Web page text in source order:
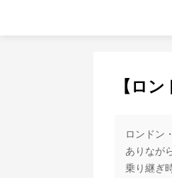
【ロ
ロンドン
ありなが
乗り継ぎ